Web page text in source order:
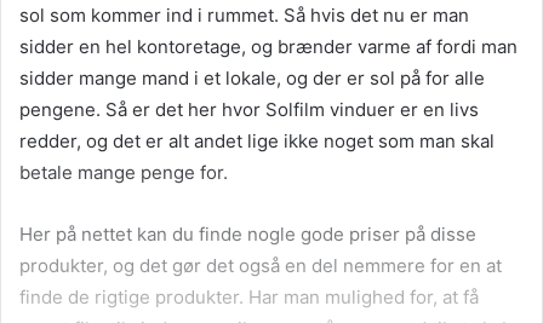
sol som kommer ind i rummet. Så hvis det nu er man
sidder en hel kontoretage, og brænder varme af fordi man
sidder mange mand i et lokale, og der er sol på for alle
pengene. Så er det her hvor Solfilm vinduer er en livs
redder, og det er alt andet lige ikke noget som man skal
betale mange penge for.
Her på nettet kan du finde nogle gode priser på disse
produkter, og det gør det også en del nemmere for en at
finde de rigtige produkter. Har man mulighed for, at få